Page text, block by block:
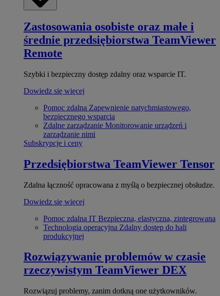
Zastosowania osobiste oraz małe i
średnie przedsiębiorstwa TeamViewer
Remote
Szybki i bezpieczny dostęp zdalny oraz wsparcie IT.
Dowiedz się więcej
Pomoc zdalna Zapewnienie natychmiastowego,
bezpiecznego wsparcia
Zdalne zarządzanie Monitorowanie urządzeń i
zarządzanie nimi
Subskrypcje i ceny
Przedsiębiorstwa TeamViewer Tensor
Zdalna łączność opracowana z myślą o bezpiecznej obsłudze.
Dowiedz się więcej
Pomoc zdalna IT Bezpieczna, elastyczna, zintegrowana
Technologia operacyjna Zdalny dostęp do hali
produkcyjnej
Rozwiązywanie problemów w czasie
rzeczywistym TeamViewer DEX
Rozwiązuj problemy, zanim dotkną one użytkowników.